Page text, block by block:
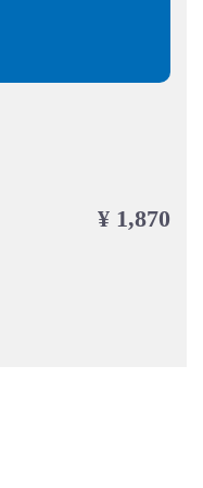
¥ 1,870